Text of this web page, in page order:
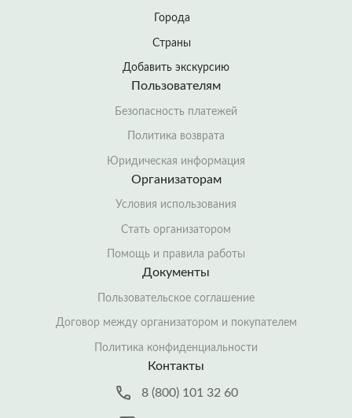
Города
Страны
Добавить экскурсию
Пользователям
Безопасность платежей
Политика возврата
Юридическая информация
Организаторам
Условия использования
Стать организатором
Помощь и правила работы
Документы
Пользовательское соглашение
Договор между организатором и покупателем
Политика конфиденциальности
Контакты
8 (800) 101 32 60